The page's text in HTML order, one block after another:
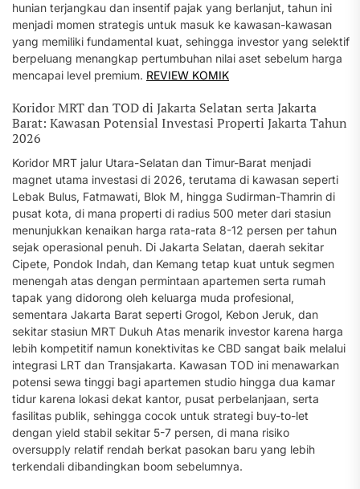
hunian terjangkau dan insentif pajak yang berlanjut, tahun ini
menjadi momen strategis untuk masuk ke kawasan-kawasan
yang memiliki fundamental kuat, sehingga investor yang selektif
berpeluang menangkap pertumbuhan nilai aset sebelum harga
mencapai level premium. REVIEW KOMIK
Koridor MRT dan TOD di Jakarta Selatan serta Jakarta
Barat: Kawasan Potensial Investasi Properti Jakarta Tahun
2026
Koridor MRT jalur Utara-Selatan dan Timur-Barat menjadi
magnet utama investasi di 2026, terutama di kawasan seperti
Lebak Bulus, Fatmawati, Blok M, hingga Sudirman-Thamrin di
pusat kota, di mana properti di radius 500 meter dari stasiun
menunjukkan kenaikan harga rata-rata 8-12 persen per tahun
sejak operasional penuh. Di Jakarta Selatan, daerah sekitar
Cipete, Pondok Indah, dan Kemang tetap kuat untuk segmen
menengah atas dengan permintaan apartemen serta rumah
tapak yang didorong oleh keluarga muda profesional,
sementara Jakarta Barat seperti Grogol, Kebon Jeruk, dan
sekitar stasiun MRT Dukuh Atas menarik investor karena harga
lebih kompetitif namun konektivitas ke CBD sangat baik melalui
integrasi LRT dan Transjakarta. Kawasan TOD ini menawarkan
potensi sewa tinggi bagi apartemen studio hingga dua kamar
tidur karena lokasi dekat kantor, pusat perbelanjaan, serta
fasilitas publik, sehingga cocok untuk strategi buy-to-let
dengan yield stabil sekitar 5-7 persen, di mana risiko
oversupply relatif rendah berkat pasokan baru yang lebih
terkendali dibandingkan boom sebelumnya.